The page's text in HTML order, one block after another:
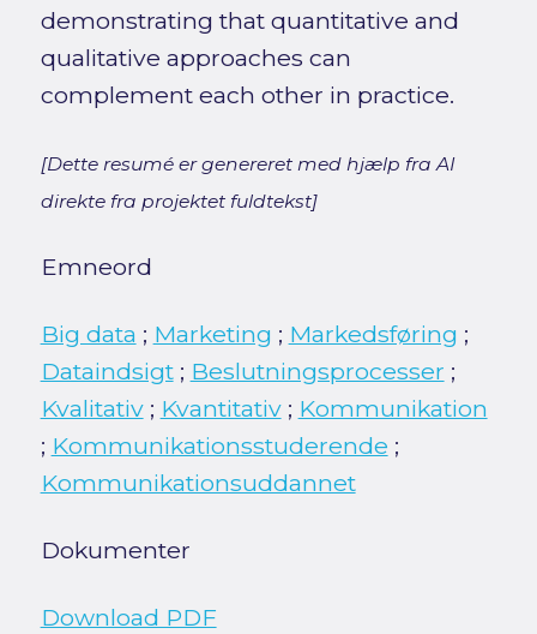
demonstrating that quantitative and
qualitative approaches can
complement each other in practice.
[Dette resumé er genereret med hjælp fra AI
direkte fra projektet fuldtekst]
Emneord
Big data ; Marketing ; Markedsføring ;
Dataindsigt; Beslutningsprocesser ;
Kvalitativ; Kvantitativ; Kommunikation
; Kommunikationsstuderende ;
Kommunikationsuddannet
Dokumenter
Download PDF